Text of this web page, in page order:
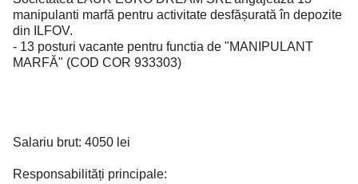
manipulanti marfă pentru activitate desfășurată în depozite
din ILFOV.
- 13 posturi vacante pentru functia de "MANIPULANT
MARFĂ" (COD COR 933303)
Salariu brut: 4050 lei
Responsabilități principale: